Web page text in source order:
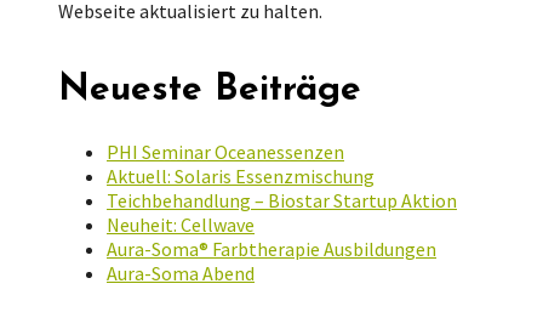
Webseite aktualisiert zu halten.
Neueste Beiträge
PHI Seminar Oceanessenzen
Aktuell: Solaris Essenzmischung
Teichbehandlung – Biostar Startup Aktion
Neuheit: Cellwave
Aura-Soma® Farbtherapie Ausbildungen
Aura-Soma Abend